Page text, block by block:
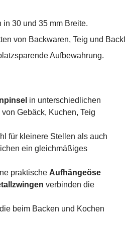
30 und 35 mm Breite.
von Backwaren, Teig und
Aufbewahrung.
in unterschiedlichen
von Gebäck, Kuchen, Teig
für kleinere Stellen als auch
ein gleichmäßiges
praktische Aufhängeöse
verbinden die
beim Backen und Kochen